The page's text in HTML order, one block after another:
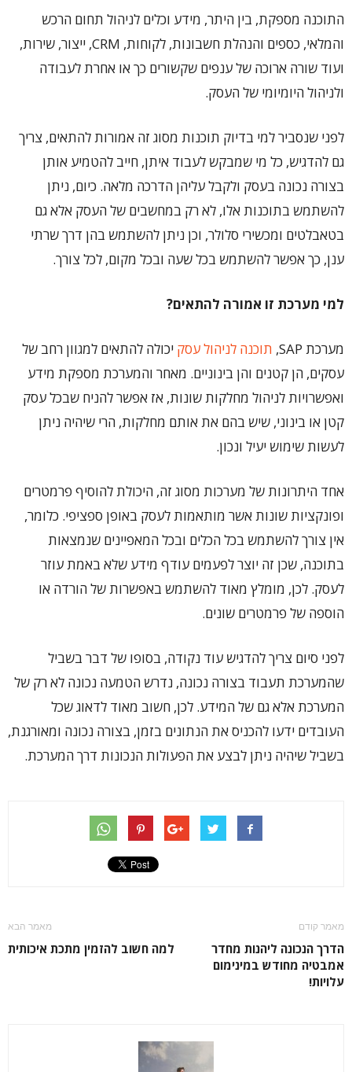
התוכנה מספקת, בין היתר, מידע וכלים לניהול תחום הרכש
והמלאי, כספים והנהלת חשבונות, לקוחות, CRM, ייצור, שירות,
ועוד שורה ארוכה של ענפים שקשורים כך או אחרת לעבודה
ולניהול היומיומי של העסק.
לפני שנסביר למי בדיוק תוכנות מסוג זה אמורות להתאים, צריך
גם להדגיש, כל מי שמבקש לעבוד איתן, חייב להטמיע אותן
בצורה נכונה בעסק ולקבל עליהן הדרכה מלאה. כיום, ניתן
להשתמש בתוכנות אלו, לא רק במחשבים של העסק אלא גם
בטאבלטים ומכשירי סלולר, וכן ניתן להשתמש בהן דרך שרתי
ענן, כך אפשר להשתמש בכל שעה ובכל מקום, לכל צורך.
למי מערכת זו אמורה להתאים?
מערכת SAP, תוכנה לניהול עסק יכולה להתאים למגוון רחב של
עסקים, הן קטנים והן בינוניים. מאחר והמערכת מספקת מידע
ואפשרויות לניהול מחלקות שונות, אז אפשר להניח שבכל עסק
קטן או בינוני, שיש בהם את אותם מחלקות, הרי שיהיה ניתן
לעשות שימוש יעיל ונכון.
אחד היתרונות של מערכות מסוג זה, היכולת להוסיף פרמטרים
ופונקציות שונות אשר מותאמות לעסק באופן ספציפי. כלומר,
אין צורך להשתמש בכל הכלים ובכל המאפיינים שנמצאות
בתוכנה, שכן זה יוצר לפעמים עודף מידע שלא באמת עוזר
לעסק. לכן, מומלץ מאוד להשתמש באפשרות של הורדה או
הוספה של פרמטרים שונים.
לפני סיום צריך להדגיש עוד נקודה, בסופו של דבר בשביל
שהמערכת תעבוד בצורה נכונה, נדרש הטמעה נכונה לא רק של
המערכת אלא גם של המידע. לכן, חשוב מאוד לדאוג שכל
העובדים ידעו להכניס את הנתונים בזמן, בצורה נכונה ומאורגנת,
בשביל שיהיה ניתן לבצע את הפעולות הנכונות דרך המערכת.
מאמר קודם
הדרך הנכונה ליהנות מחדר
אמבטיה מחודש במינימום
עלויות!
מאמר הבא
למה חשוב להזמין מתכת איכותית